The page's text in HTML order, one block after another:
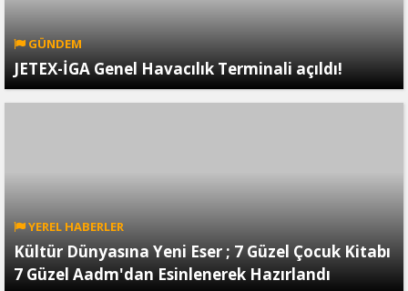
GÜNDEM
JETEX-İGA Genel Havacılık Terminali açıldı!
YEREL HABERLER
Kültür Dünyasına Yeni Eser ; 7 Güzel Çocuk Kitabı
7 Güzel Aadm'dan Esinlenerek Hazırlandı